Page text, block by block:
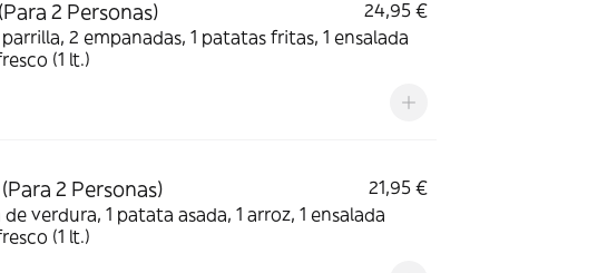
2 Personas)
24,95 €
2 empanadas, 1 patatas fritas, 1 ensalada
(1 lt.)
2 Personas)
21,95 €
de verdura, 1 patata asada, 1 arroz, 1 ensalada
(1 lt.)